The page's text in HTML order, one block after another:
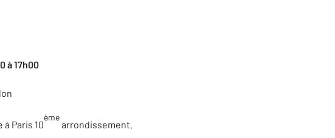
à 17h00
Paris 10
ème
arrondissement.